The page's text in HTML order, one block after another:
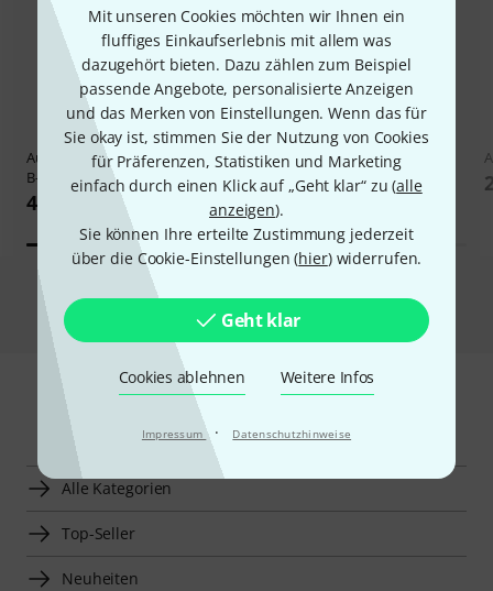
Mit unseren Cookies möchten wir Ihnen ein
fluffiges Einkaufserlebnis mit allem was
dazugehört bieten. Dazu zählen zum Beispiel
passende Angebote, personalisierte Anzeigen
und das Merken von Einstellungen. Wenn das für
Sie okay ist, stimmen Sie der Nutzung von Cookies
für Präferenzen, Statistiken und Marketing
einfach durch einen Klick auf „Geht klar“ zu (alle
anzeigen).
Sie können Ihre erteilte Zustimmung jederzeit
über die Cookie-Einstellungen (hier) widerrufen.
Geht klar
Cookies ablehnen Weitere Infos
Impressum · Datenschutzhinweise
Audio-TechnicaATW-R3250 DF2
B-Stock
439 €
Audio-TechnicaATH-M50 XBT2
B-Stock
154 €
Alle Schnäppchen
Mehr entdecken
Alle Kategorien
Top-Seller
Neuheiten